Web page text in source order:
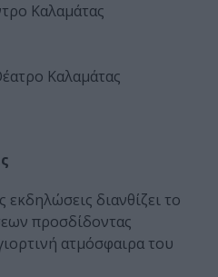
Καλαμάτας
Καλαμάτας
διανθίζει το
προσδίδοντας
ατμόσφαιρα του